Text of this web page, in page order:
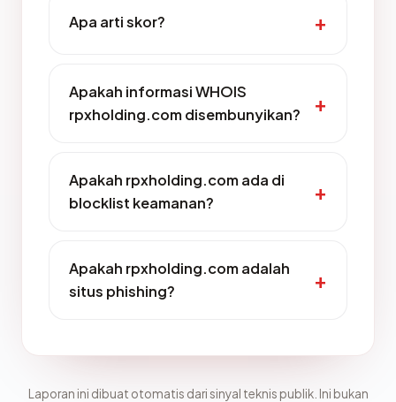
Apa arti skor?
Apakah informasi WHOIS
rpxholding.com disembunyikan?
Apakah rpxholding.com ada di
blocklist keamanan?
Apakah rpxholding.com adalah
situs phishing?
Laporan ini dibuat otomatis dari sinyal teknis publik. Ini bukan